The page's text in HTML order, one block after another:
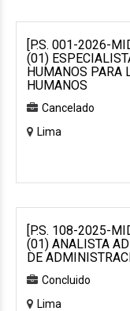
[P.S. 001-2026-
(01)
HUMANOS PARA
HUMANOS
Cancelado
Lima
[P.S. 108-2025-
(01) ANALISTA
DE
Concluido
Lima